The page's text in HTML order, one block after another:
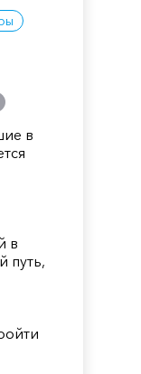
в
в
путь,